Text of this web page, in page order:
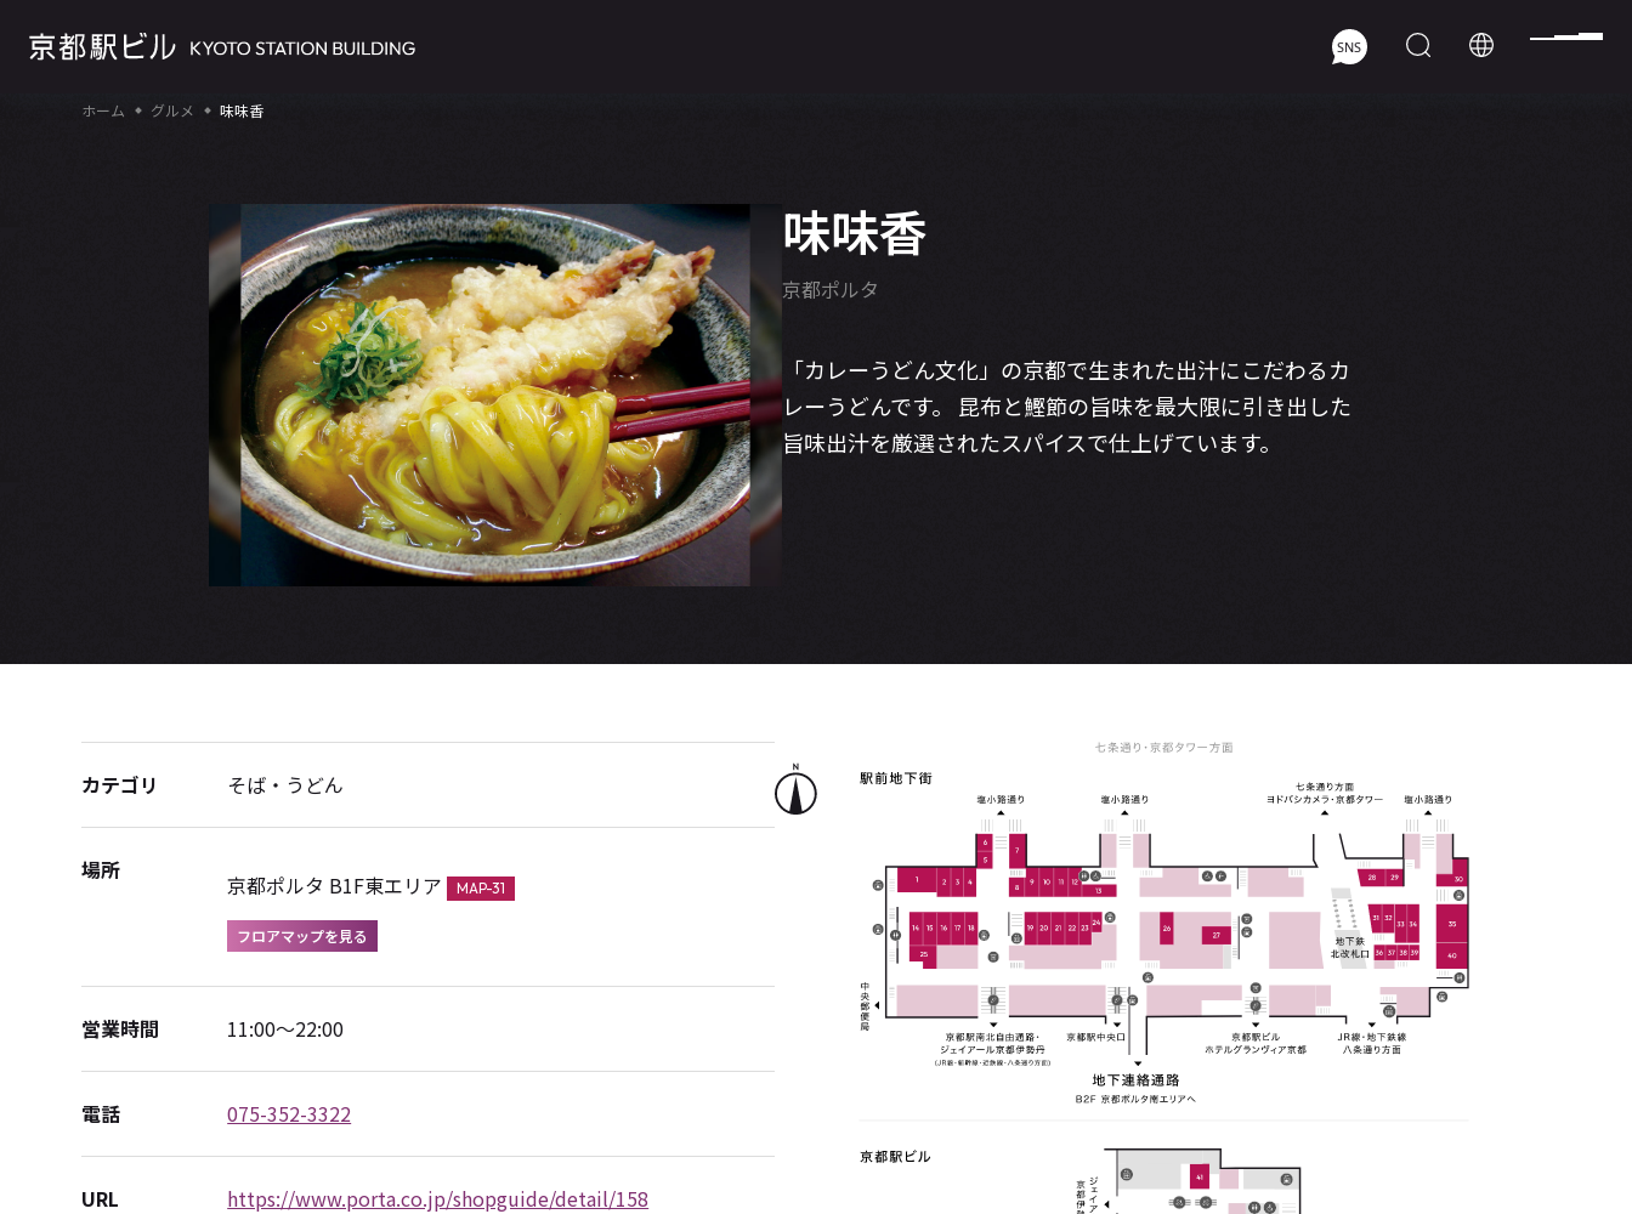
ホーム グルメ 味味香
味味香
京都ポルタ
「カレーうどん文化」の京都で生まれた出汁にこだわるカ
レーうどんです。 昆布と鰹節の旨味を最大限に引き出した
旨味出汁を厳選されたスパイスで仕上げています。
カテゴリ そば・うどん
場所
京都ポルタ B1F東エリア MAP-31
フロアマップを見る
営業時間 11:00～22:00
電話 075-352-3322
URL https://www.porta.co.jp/shopguide/detail/158